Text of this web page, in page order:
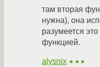
там вторая
нужна), она
разумеется
функцией.
alysnix ★★★